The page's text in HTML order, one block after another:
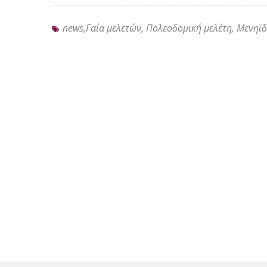
news,Γαία μελετών, Πολεοδομική μελέτη,